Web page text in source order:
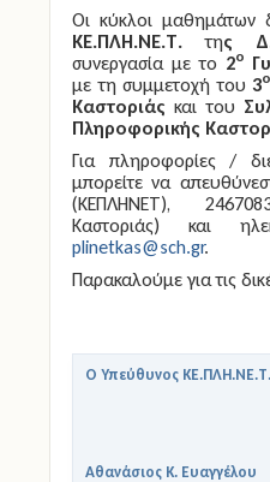
Οι κύκλοι μαθημάτων
ΚΕ.ΠΛΗ.ΝΕ.Τ.της
συνεργασία με το 2ο
με τη συμμετοχή του 3
Καστοριάς και του
Πληροφορικής
Για πληροφορίες /
μπορείτε να
(ΚΕΠΛΗΝΕΤ),
Καστοριάς) και
plinetkas@sch.gr.
Παρακαλούμε για τις
Ο Υπεύθυνος
Αθανάσιος Κ. Ευαγγέλου